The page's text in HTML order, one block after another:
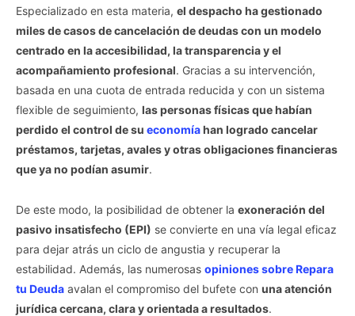
Especializado en esta materia, el despacho ha gestionado
miles de casos de cancelación de deudas con un modelo
centrado en la accesibilidad, la transparencia y el
acompañamiento profesional. Gracias a su intervención,
basada en una cuota de entrada reducida y con un sistema
flexible de seguimiento, las personas físicas que habían
perdido el control de su economíahan logrado cancelar
préstamos, tarjetas, avales y otras obligaciones financieras
que ya no podían asumir.
De este modo, la posibilidad de obtener la exoneración del
pasivo insatisfecho (EPI) se convierte en una vía legal eficaz
para dejar atrás un ciclo de angustia y recuperar la
estabilidad. Además, las numerosas opiniones sobre Repara
tu Deuda avalan el compromiso del bufete con una atención
jurídica cercana, clara y orientada a resultados.